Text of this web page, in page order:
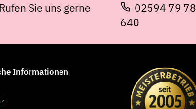
Sie uns gerne
02594 79 78
640
Informationen